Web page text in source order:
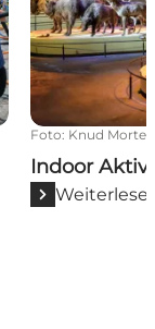
Foto: Knud
Indoor